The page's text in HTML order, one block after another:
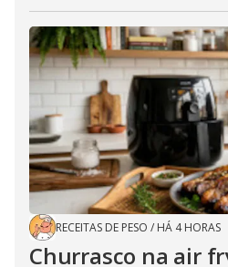
RECEITAS DE PESO / HÁ 4 HORAS
Churrasco na air